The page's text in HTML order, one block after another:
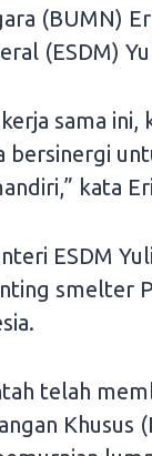
(BUMN)
(ESDM)
sama
bersinergi
kata
ESDM
smelter
telah
Khusus